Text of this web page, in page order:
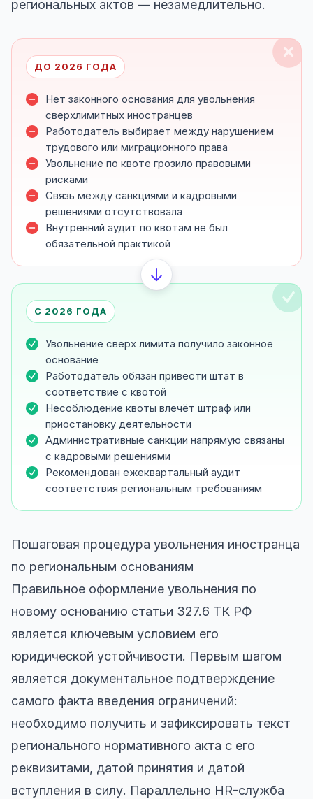
региональных актов — незамедлительно.
ДО 2026 ГОДА
Нет законного основания для увольнения
сверхлимитных иностранцев
Работодатель выбирает между нарушением
трудового или миграционного права
Увольнение по квоте грозило правовыми
рисками
Связь между санкциями и кадровыми
решениями отсутствовала
Внутренний аудит по квотам не был
обязательной практикой
С 2026 ГОДА
Увольнение сверх лимита получило законное
основание
Работодатель обязан привести штат в
соответствие с квотой
Несоблюдение квоты влечёт штраф или
приостановку деятельности
Административные санкции напрямую связаны
с кадровыми решениями
Рекомендован ежеквартальный аудит
соответствия региональным требованиям
Пошаговая процедура увольнения иностранца
по региональным основаниям
Правильное оформление увольнения по
новому основанию статьи 327.6 ТК РФ
является ключевым условием его
юридической устойчивости. Первым шагом
является документальное подтверждение
самого факта введения ограничений:
необходимо получить и зафиксировать текст
регионального нормативного акта с его
реквизитами, датой принятия и датой
вступления в силу. Параллельно HR-служба